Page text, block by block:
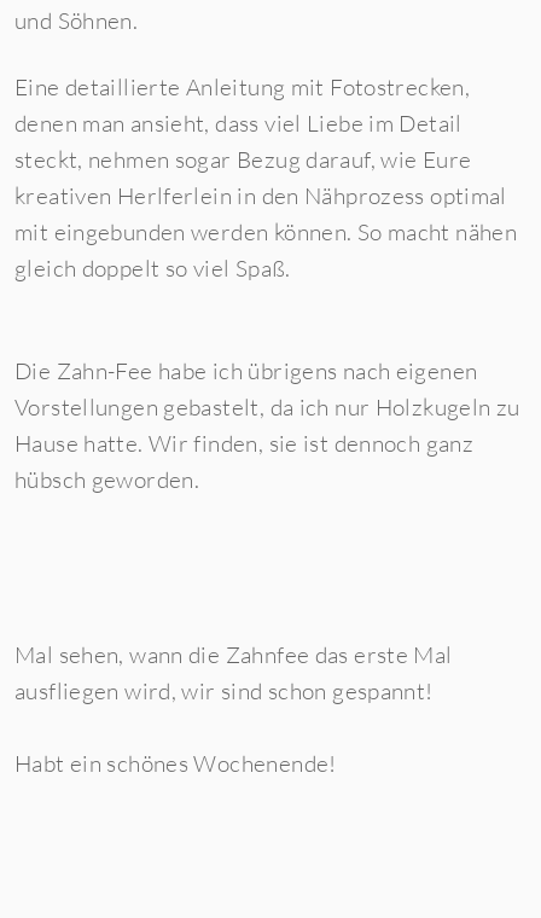
und Söhnen.
Eine detaillierte Anleitung mit Fotostrecken,
denen man ansieht, dass viel Liebe im Detail
steckt, nehmen sogar Bezug darauf, wie Eure
kreativen Herlferlein in den Nähprozess optimal
mit eingebunden werden können. So macht nähen
gleich doppelt so viel Spaß.
Die Zahn-Fee habe ich übrigens nach eigenen
Vorstellungen gebastelt, da ich nur Holzkugeln zu
Hause hatte. Wir finden, sie ist dennoch ganz
hübsch geworden.
Mal sehen, wann die Zahnfee das erste Mal
ausfliegen wird, wir sind schon gespannt!
Habt ein schönes Wochenende!